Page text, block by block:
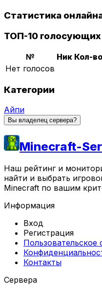
Статистика
ТОП-10 голосующих
№ Ник Кол-
Нет голосов
Категории
Айпи
Вы владелец сервера?
Minecraft-
Наш рейтинг и
найти и выбрать
Minecraft по вашим
Информация
Вход
Регистрация
Пользовательское
Контакты
Сервера